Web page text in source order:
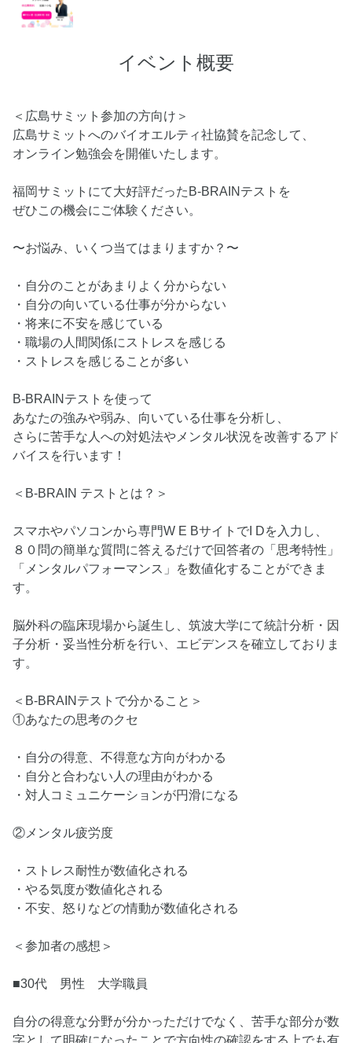
イベント概要
＜広島サミット参加の方向け＞
広島サミットへのバイオエルティ社協賛を記念して、
オンライン勉強会を開催いたします。
福岡サミットにて大好評だったB-BRAINテストを
ぜひこの機会にご体験ください。
〜お悩み、いくつ当てはまりますか？〜
・自分のことがあまりよく分からない
・自分の向いている仕事が分からない
・将来に不安を感じている
・職場の人間関係にストレスを感じる
・ストレスを感じることが多い
B-BRAINテストを使って
あなたの強みや弱み、向いている仕事を分析し、
さらに苦手な人への対処法やメンタル状況を改善するアド
バイスを行います！
＜B-BRAIN テストとは？＞
スマホやパソコンから専門W E BサイトでI Dを入力し、
８０問の簡単な質問に答えるだけで回答者の「思考特性」
「メンタルパフォーマンス」を数値化することができま
す。
脳外科の臨床現場から誕生し、筑波大学にて統計分析・因
子分析・妥当性分析を行い、エビデンスを確立しておりま
す。
＜B-BRAINテストで分かること＞
①あなたの思考のクセ
・自分の得意、不得意な方向がわかる
・自分と合わない人の理由がわかる
・対人コミュニケーションが円滑になる
②メンタル疲労度
・ストレス耐性が数値化される
・やる気度が数値化される
・不安、怒りなどの情動が数値化される
＜参加者の感想＞
■30代 男性 大学職員
自分の得意な分野が分かっただけでなく、苦手な部分が数
字として明確になったことで方向性の確認をする上でも有